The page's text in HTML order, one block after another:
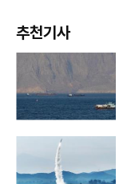
추천기사